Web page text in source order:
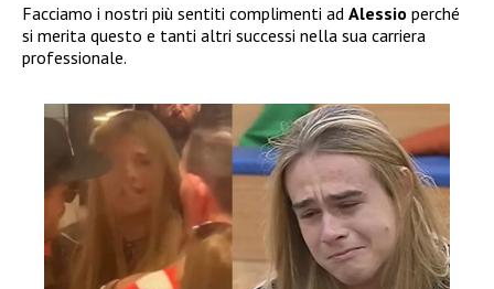
Facciamo i nostri più sentiti complimenti ad Alessio perché
si merita questo e tanti altri successi nella sua carriera
professionale.